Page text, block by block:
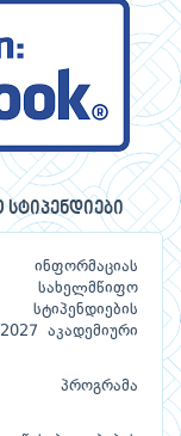
აკადემიური
პროგრამა